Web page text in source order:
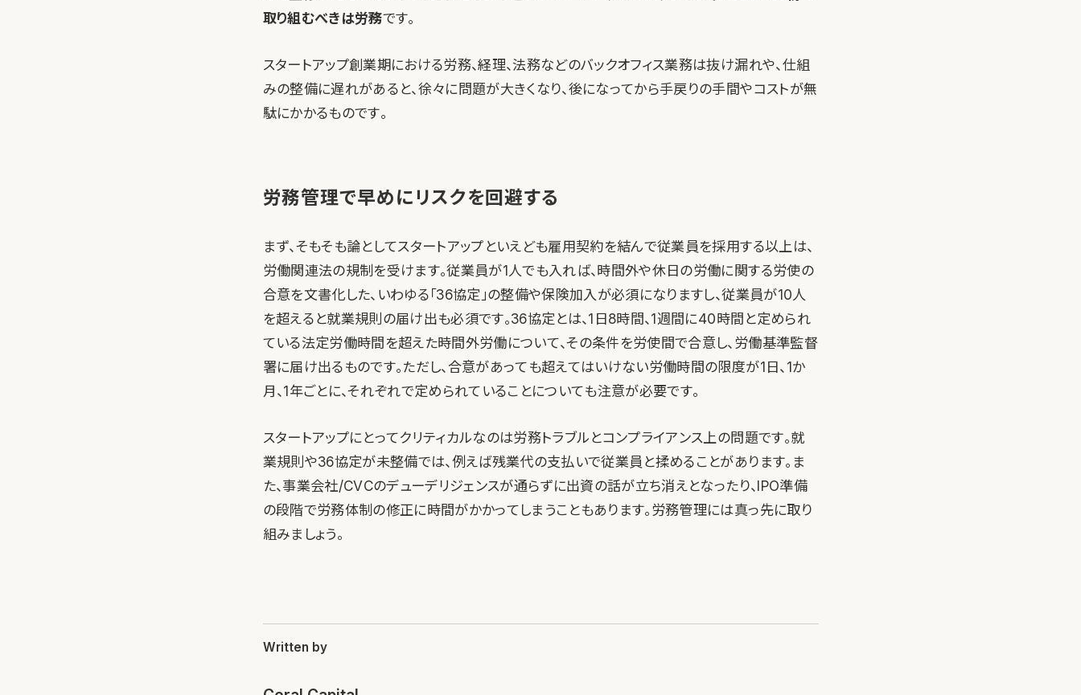
取り組むべきは労務です。
スタートアップ創業期における労務、経理、法務などのバックオフィス業務は抜け漏れや、仕組
みの整備に遅れがあると、徐々に問題が大きくなり、後になってから手戻りの手間やコストが無
駄にかかるものです。
労務管理で早めにリスクを回避する
まず、そもそも論としてスタートアップといえども雇用契約を結んで従業員を採用する以上は、
労働関連法の規制を受けます。従業員が1人でも入れば、時間外や休日の労働に関する労使の
合意を文書化した、いわゆる「36協定」の整備や保険加入が必須になりますし、従業員が10人
を超えると就業規則の届け出も必須です。36協定とは、1日8時間、1週間に40時間と定められ
ている法定労働時間を超えた時間外労働について、その条件を労使間で合意し、労働基準監督
署に届け出るものです。ただし、合意があっても超えてはいけない労働時間の限度が1日、1か
月、1年ごとに、それぞれで定められていることについても注意が必要です。
スタートアップにとってクリティカルなのは労務トラブルとコンプライアンス上の問題です。就
業規則や36協定が未整備では、例えば残業代の支払いで従業員と揉めることがあります。ま
た、事業会社/CVCのデューデリジェンスが通らずに出資の話が立ち消えとなったり、IPO準備
の段階で労務体制の修正に時間がかかってしまうこともあります。労務管理には真っ先に取り
組みましょう。
Written by